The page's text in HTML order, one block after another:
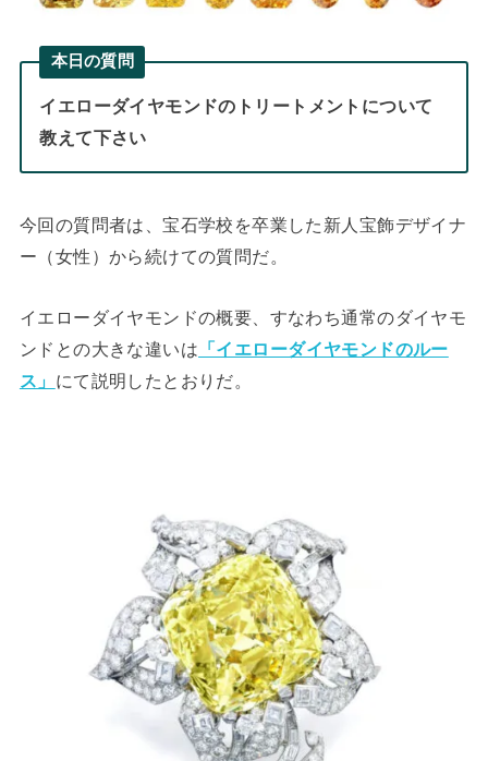
本日の質問
イエローダイヤモンドのトリートメントについて
教えて下さい
今回の質問者は、宝石学校を卒業した新人宝飾デザイナ
ー（女性）から続けての質問だ。
イエローダイヤモンドの概要、すなわち通常のダイヤモ
ンドとの大きな違いは 「イエローダイヤモンドのルー
ス」 にて説明したとおりだ。